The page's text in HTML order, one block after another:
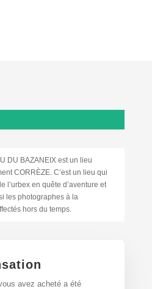
DU BAZANEIX est un lieu
CORRÈZE. C’est un lieu qui
l’urbex en quête d’aventure et
les photographes à la
hors du temps.
avez acheté a été